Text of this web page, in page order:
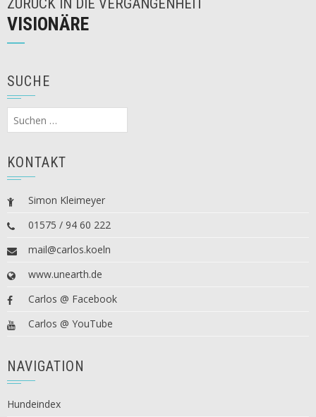
ZURÜCK IN DIE VERGANGENHEIT
VISIONÄRE
SUCHE
Suchen
nach:
KONTAKT
Simon Kleimeyer
01575 / 94 60 222
mail@carlos.koeln
www.unearth.de
Carlos @ Facebook
Carlos @ YouTube
NAVIGATION
Hundeindex